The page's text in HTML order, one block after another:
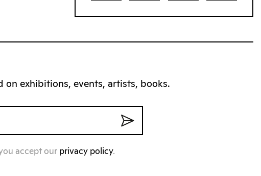
on exhibitions, events, artists, books.
accept our privacy policy.